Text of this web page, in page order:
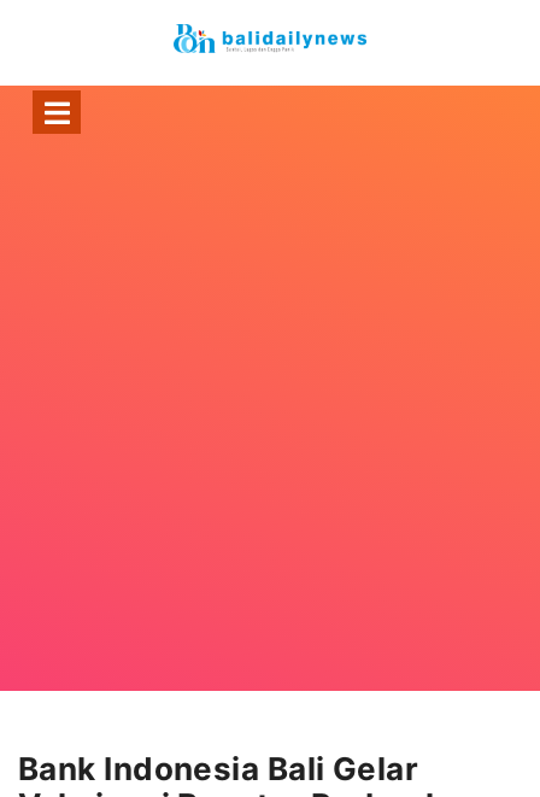
Bank Indonesia Bali Gelar